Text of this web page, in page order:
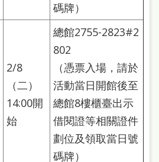
碼牌）
2/8
（二）
14:00開
始
總館2755-2823#2
802
（憑票入場，請於
活動當日開館後至
總館8樓櫃臺出示
借閱證等相關證件
劃位及領取當日號
碼牌）